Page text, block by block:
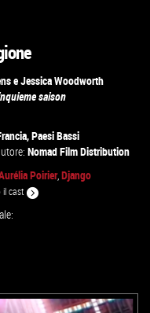
eJessica Woodworth
saison
,Paesi Bassi
Nomad Film Distribution
Poirier,Django
il cast